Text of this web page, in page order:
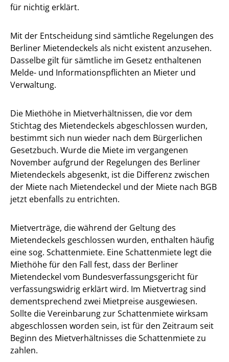
für nichtig erklärt.
Mit der Entscheidung sind sämtliche Regelungen des
Berliner Mietendeckels als nicht existent anzusehen.
Dasselbe gilt für sämtliche im Gesetz enthaltenen
Melde- und Informationspflichten an Mieter und
Verwaltung.
Die Miethöhe in Mietverhältnissen, die vor dem
Stichtag des Mietendeckels abgeschlossen wurden,
bestimmt sich nun wieder nach dem Bürgerlichen
Gesetzbuch. Wurde die Miete im vergangenen
November aufgrund der Regelungen des Berliner
Mietendeckels abgesenkt, ist die Differenz zwischen
der Miete nach Mietendeckel und der Miete nach BGB
jetzt ebenfalls zu entrichten.
Mietverträge, die während der Geltung des
Mietendeckels geschlossen wurden, enthalten häufig
eine sog. Schattenmiete. Eine Schattenmiete legt die
Miethöhe für den Fall fest, dass der Berliner
Mietendeckel vom Bundesverfassungsgericht für
verfassungswidrig erklärt wird. Im Mietvertrag sind
dementsprechend zwei Mietpreise ausgewiesen.
Sollte die Vereinbarung zur Schattenmiete wirksam
abgeschlossen worden sein, ist für den Zeitraum seit
Beginn des Mietverhältnisses die Schattenmiete zu
zahlen.